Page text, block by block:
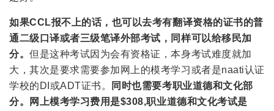
如果CCL报不上的话，也可以去考有翻译资格的证书的普
通二级口译或者三级笔译外部考试，同样可以给移民加
分。但是这种考试因为会有资格证，本身考试难度就加
大，其次是要求需要参加网上的模考学习或者是naati认证
学校的DI或ADT证书。
同时也需要考职业道德和文化部
分。网上模考学习费用是$308,职业道德和文化考试是